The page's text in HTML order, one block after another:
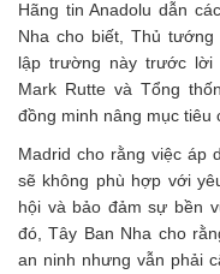
Hãng tin Anadolu dẫn
Nha cho biết, Thủ tướng
lập trường này trước lời
Mark Rutte và Tổng
đồng minh nâng mục tiêu
Madrid cho rằng việc áp
sẽ không phù hợp với
hội và bảo đảm sự bền
đó, Tây Ban Nha cho
an ninh nhưng vẫn phải